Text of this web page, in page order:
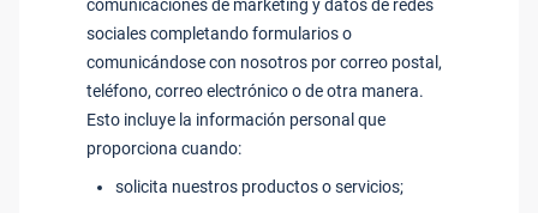
comunicaciones de marketing y datos de redes
sociales completando formularios o
comunicándose con nosotros por correo postal,
teléfono, correo electrónico o de otra manera.
Esto incluye la información personal que
proporciona cuando:
solicita nuestros productos o servicios;